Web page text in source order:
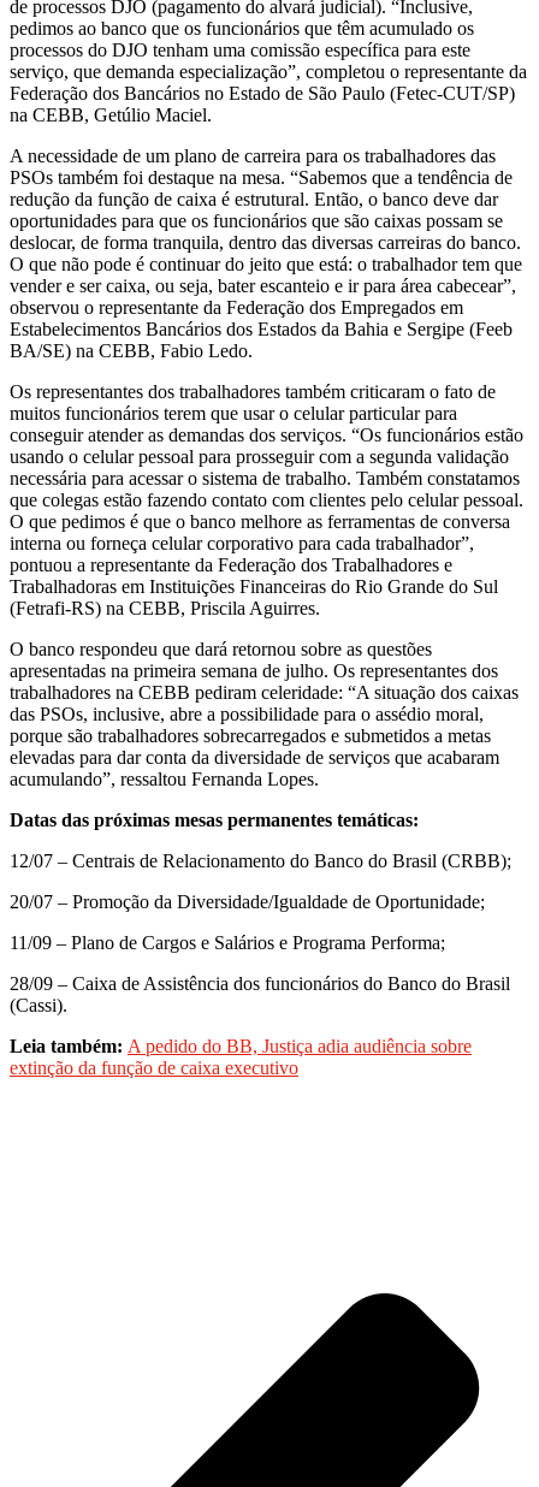
de processos DJO (pagamento do alvará judicial). “Inclusive,
pedimos ao banco que os funcionários que têm acumulado os
processos do DJO tenham uma comissão específica para este
serviço, que demanda especialização”, completou o representante da
Federação dos Bancários no Estado de São Paulo (Fetec-CUT/SP)
na CEBB, Getúlio Maciel.
A necessidade de um plano de carreira para os trabalhadores das
PSOs também foi destaque na mesa. “Sabemos que a tendência de
redução da função de caixa é estrutural. Então, o banco deve dar
oportunidades para que os funcionários que são caixas possam se
deslocar, de forma tranquila, dentro das diversas carreiras do banco.
O que não pode é continuar do jeito que está: o trabalhador tem que
vender e ser caixa, ou seja, bater escanteio e ir para área cabecear”,
observou o representante da Federação dos Empregados em
Estabelecimentos Bancários dos Estados da Bahia e Sergipe (Feeb
BA/SE) na CEBB, Fabio Ledo.
Os representantes dos trabalhadores também criticaram o fato de
muitos funcionários terem que usar o celular particular para
conseguir atender as demandas dos serviços. “Os funcionários estão
usando o celular pessoal para prosseguir com a segunda validação
necessária para acessar o sistema de trabalho. Também constatamos
que colegas estão fazendo contato com clientes pelo celular pessoal.
O que pedimos é que o banco melhore as ferramentas de conversa
interna ou forneça celular corporativo para cada trabalhador”,
pontuou a representante da Federação dos Trabalhadores e
Trabalhadoras em Instituições Financeiras do Rio Grande do Sul
(Fetrafi-RS) na CEBB, Priscila Aguirres.
O banco respondeu que dará retornou sobre as questões
apresentadas na primeira semana de julho. Os representantes dos
trabalhadores na CEBB pediram celeridade: “A situação dos caixas
das PSOs, inclusive, abre a possibilidade para o assédio moral,
porque são trabalhadores sobrecarregados e submetidos a metas
elevadas para dar conta da diversidade de serviços que acabaram
acumulando”, ressaltou Fernanda Lopes.
Datas das próximas mesas permanentes temáticas:
12/07 – Centrais de Relacionamento do Banco do Brasil (CRBB);
20/07 – Promoção da Diversidade/Igualdade de Oportunidade;
11/09 – Plano de Cargos e Salários e Programa Performa;
28/09 – Caixa de Assistência dos funcionários do Banco do Brasil
(Cassi).
Leia também: A pedido do BB, Justiça adia audiência sobre
extinção da função de caixa executivo